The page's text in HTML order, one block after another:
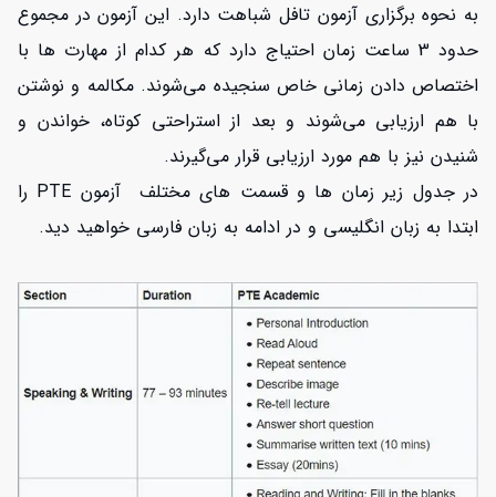
به نحوه برگزاری آزمون تافل شباهت دارد. این آزمون در مجموع
حدود 3 ساعت زمان احتیاج دارد که هر کدام از مهارت ها با
اختصاص دادن زمانی خاص سنجیده می‌شوند. مکالمه و نوشتن
با هم ارزیابی می‌شوند و بعد از استراحتی کوتاه، خواندن و
شنیدن نیز با هم مورد ارزیابی قرار می‌گیرند.
در جدول زیر زمان ها و قسمت های مختلف آزمون PTE را
ابتدا به زبان انگلیسی و در ادامه به زبان فارسی خواهید دید.